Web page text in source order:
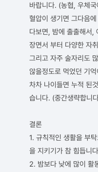
바랍니다. (농협, 우체
혈압이 생기면 그다음
다보면, 밤에 출출해서,
장면서 부터 다양한 자
그리고 자주 술자리도
않을정도로 먹었던 기
차차 나이들면 누적 된
습니다. (중간생략합니
결론
1. 규칙적인 생활을 부
을 지키기가 참 힘듭니
2. 밤보다 낮에 많이 활